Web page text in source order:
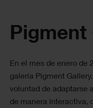
Pigment
En el mes de enero de
galería Pigment
voluntad de adaptarse
de manera interactiva,